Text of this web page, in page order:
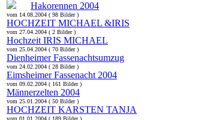
Hakorennen 2004
vom 14.08.2004 ( 98 Bilder )
HOCHZEIT MICHAEL &IRIS
vom 27.04.2004 ( 2 Bilder )
Hochzeit IRIS MICHAEL
vom 25.04.2004 ( 70 Bilder )
Dienheimer Fassenachtsumzug
vom 24.02.2004 ( 28 Bilder )
Eimsheimer Fassenacht 2004
vom 09.02.2004 ( 161 Bilder )
Männerzelten 2004
vom 25.01.2004 ( 50 Bilder )
HOCHZEIT KARSTEN TANJA
vom 01.01.2004 ( 189 Bilder )